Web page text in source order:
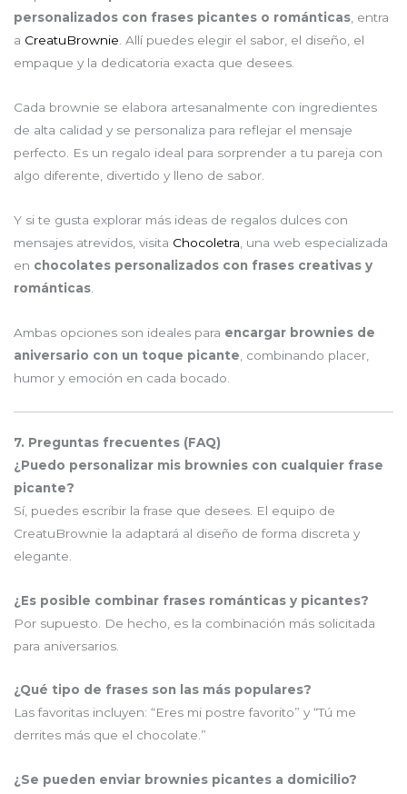
personalizados con frases picantes o románticas, entra
a CreatuBrownie. Allí puedes elegir el sabor, el diseño, el
empaque y la dedicatoria exacta que desees.
Cada brownie se elabora artesanalmente con ingredientes
de alta calidad y se personaliza para reflejar el mensaje
perfecto. Es un regalo ideal para sorprender a tu pareja con
algo diferente, divertido y lleno de sabor.
Y si te gusta explorar más ideas de regalos dulces con
mensajes atrevidos, visita Chocoletra, una web especializada
en chocolates personalizados con frases creativas y
románticas.
Ambas opciones son ideales para encargar brownies de
aniversario con un toque picante , combinando placer,
humor y emoción en cada bocado.
7. Preguntas frecuentes (FAQ)
¿Puedo personalizar mis brownies con cualquier frase
picante?
Sí, puedes escribir la frase que desees. El equipo de
CreatuBrownie la adaptará al diseño de forma discreta y
elegante.
¿Es posible combinar frases románticas y picantes?
Por supuesto. De hecho, es la combinación más solicitada
para aniversarios.
¿Qué tipo de frases son las más populares?
Las favoritas incluyen: “Eres mi postre favorito” y “Tú me
derrites más que el chocolate.”
¿Se pueden enviar brownies picantes a domicilio?